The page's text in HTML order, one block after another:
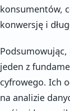
konsumentów,
konwersję i
Podsumowując,
jeden z
cyfrowego. Ich
na analizie